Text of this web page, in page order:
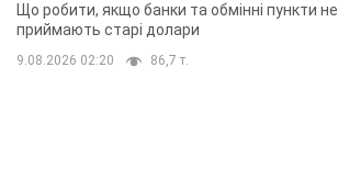
Що робити, якщо банки та обмінні пункти не
приймають старі долари
9.08.2026 02:20 86,7 т.